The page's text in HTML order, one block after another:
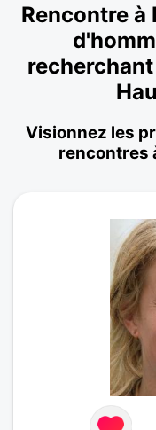
Rencontre
Visionnez les
rencontres